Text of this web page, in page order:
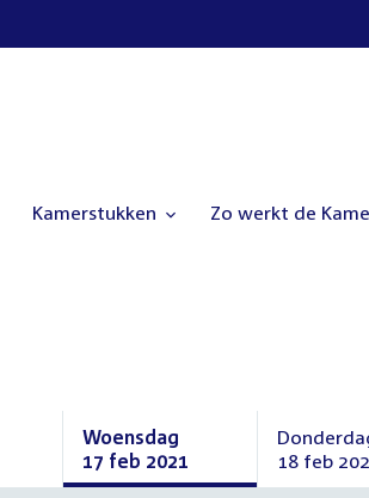
Kamerstukken Zo werkt de
Woensdag
17 feb 2021
Woensdag
18 feb